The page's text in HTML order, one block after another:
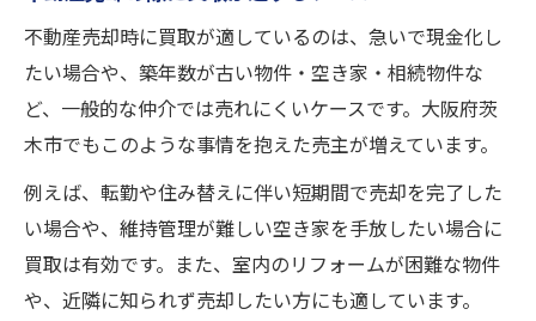
不動産売却時に買取が適しているのは、急いで現金化し
たい場合や、築年数が古い物件・空き家・相続物件な
ど、一般的な仲介では売れにくいケースです。大阪府茨
木市でもこのような事情を抱えた売主が増えています。
例えば、転勤や住み替えに伴い短期間で売却を完了した
い場合や、維持管理が難しい空き家を手放したい場合に
買取は有効です。また、室内のリフォームが困難な物件
や、近隣に知られず売却したい方にも適しています。